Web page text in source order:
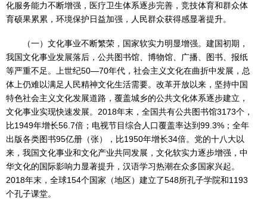
化服务能力不断增强，医疗卫生体系逐步完善，竞技体育和群众体
育硕果累累，环境保护日益加强，人民群众获得感显著提升。
（一）文化事业不断繁荣，国家软实力明显增强。建国初期，
我国文化事业发展落后，公共图书馆、博物馆、广播、图书、报纸
等严重不足。上世纪50—70年代，社会主义文化在曲折中发展，总
体上仍难以满足人民精神文化生活需要。改革开放以来，坚持中国
特色社会主义文化发展道路，覆盖城乡的公共文化体系逐步建立，
文化事业实现快速发展。2018年末，全国共有公共图书馆3173个，
比1949年增长56.7倍；电视节目综合人口覆盖率达到99.3%；全年
出版各类图书95亿册（张），比1950年增长34倍。党的十八大以
来，我国文化事业和文化产业共同发展，文化软实力逐步增强，中
华文化的国际影响力显著提升，汉语学习热潮在众多国家兴起。
2018年末，全球154个国家（地区）建立了548所孔子学院和1193
个孔子课堂。